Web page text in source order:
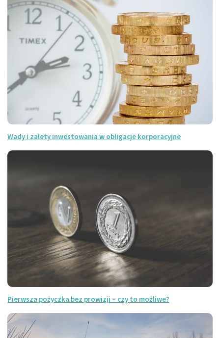
Wady i zalety inwestowania w obligacje korporacyjne
Pierwsza pożyczka bez prowizji – czy to możliwe?